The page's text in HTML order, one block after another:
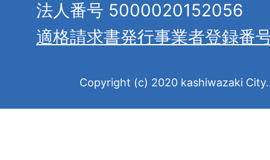
法人番号 5000020152056
適格請求書発行事業者登録番
Copyright (c) 2020 kashiwazaki